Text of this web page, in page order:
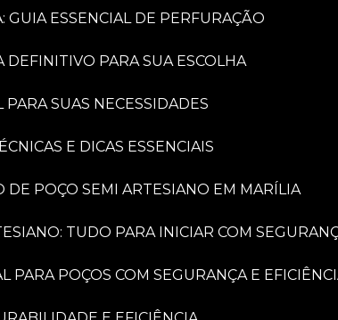
GUIA ESSENCIAL DE PERFURAÇÃO
DEFINITIVO PARA SUA ESCOLHA
PARA SUAS NECESSIDADES
E DICAS ESSENCIAIS
DE POÇO SEMI ARTESIANO EM MARÍLIA
TUDO PARA INICIAR COM
PARA POÇOS COM SEGURANÇA E